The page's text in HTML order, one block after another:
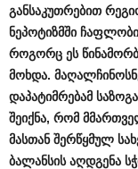
განსაკუთრებით
ნეპოტიზმში
როგორც ეს
მოხდა.
დაპატიმრებამ
შეიქნა, რომ
მასთან შერწყმულ
ბალანსის აღდგენა